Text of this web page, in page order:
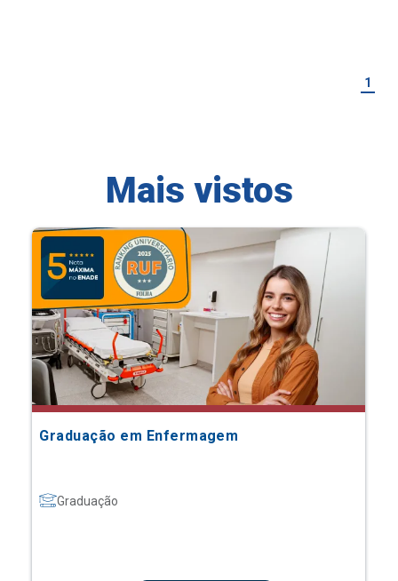
1
Mais vistos
Graduação em Enfermagem
Graduação